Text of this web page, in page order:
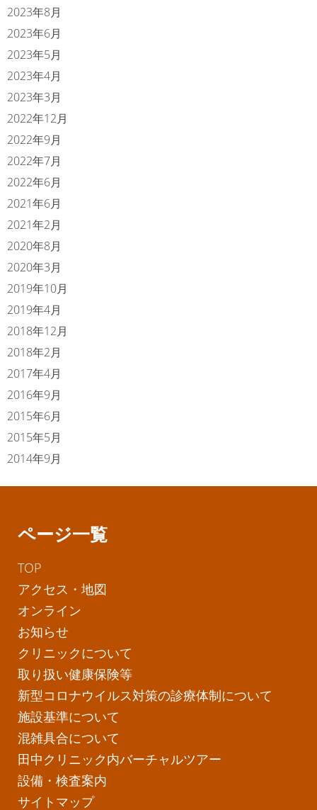
2023年8月
2023年6月
2023年5月
2023年4月
2023年3月
2022年12月
2022年9月
2022年7月
2022年6月
2021年6月
2021年2月
2020年8月
2020年3月
2019年10月
2019年4月
2018年12月
2018年2月
2017年4月
2016年9月
2015年6月
2015年5月
2014年9月
ページ一覧
TOP
アクセス・地図
オンライン
お知らせ
クリニックについて
取り扱い健康保険等
新型コロナウイルス対策の診療体制について
施設基準について
混雑具合について
田中クリニック内バーチャルツアー
設備・検査案内
サイトマップ